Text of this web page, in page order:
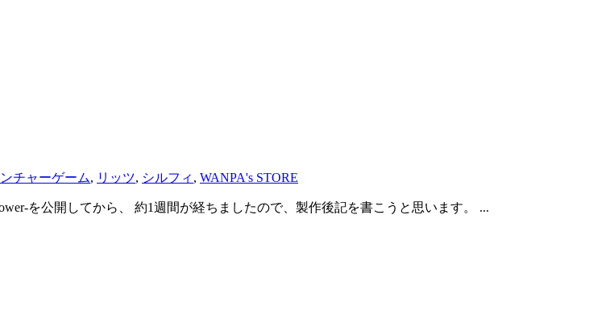
チャーゲーム, リッツ, シルフィ , WANPA's STORE
を公開してから、 約1週間が経ちましたので、製作後記を書こうと思います。 ...